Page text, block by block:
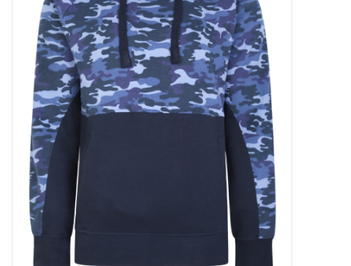
OVERHEMDEN
ONDERGOED
BROEKEN / SHORTS
BODYWARMERS
DENIM / SPIJKERGOED
FLEECES